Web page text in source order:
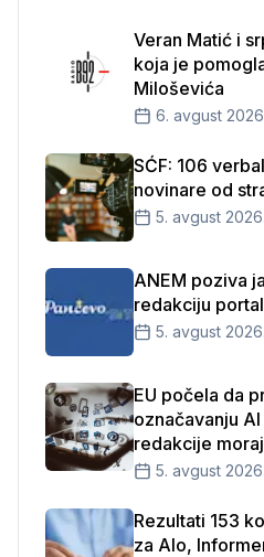
Veran Matić i
koja je
Miloševića
6. avgust
SĆF: 106
novinare od
5. avgust 2026.
ANEM poziva
redakciju
5. avgust 2026.
EU počela da
označavanju
redakcije
5. avgust 2026.
Rezultati 153
za Alo,